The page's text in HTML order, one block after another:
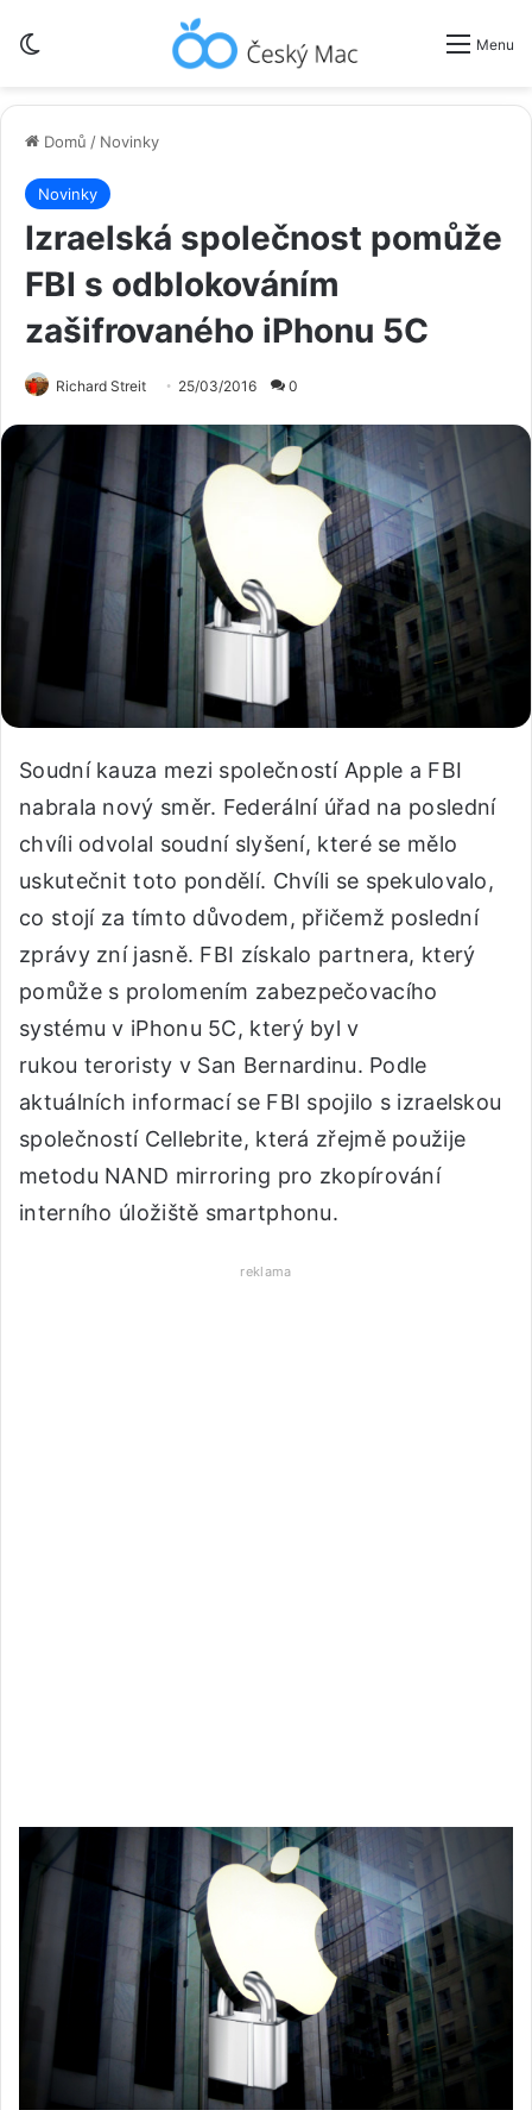
Menu
Domů / Novinky
Novinky
Izraelská společnost pomůže
FBI s odblokováním
zašifrovaného iPhonu 5C
Richard Streit 25/03/2016 0
Soudní kauza mezi společností Apple a FBI
nabrala nový směr. Federální úřad na poslední
chvíli odvolal soudní slyšení, které se mělo
uskutečnit toto pondělí. Chvíli se spekulovalo,
co stojí za tímto důvodem, přičemž poslední
zprávy zní jasně. FBI získalo partnera, který
pomůže s prolomením zabezpečovacího
systému v iPhonu 5C, který byl v
rukou teroristy v San Bernardinu. Podle
aktuálních informací se FBI spojilo s izraelskou
společností Cellebrite, která zřejmě použije
metodu NAND mirroring pro zkopírování
interního úložiště smartphonu.
reklama